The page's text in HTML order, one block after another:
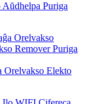
Puriga
Orelvakso Elekto